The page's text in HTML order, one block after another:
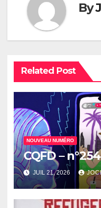
By
Related Post
NOUVEAU NUMÉRO
CQFD –
JUIL 21, 2026